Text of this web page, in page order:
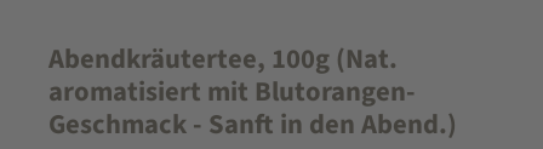
Abendkräutertee, 100g (Nat.
aromatisiert mit Blutorangen-
Geschmack - Sanft in den Abend.)